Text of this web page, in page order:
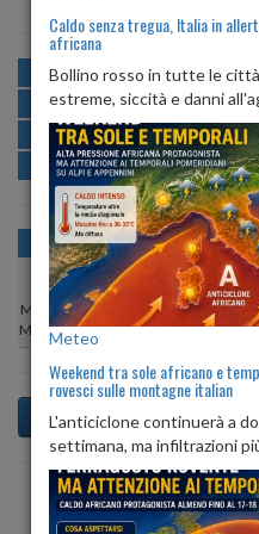
MATTINA
POMERIGGIO
SERA
NOTTE
OGGI
Min:
28°C
Max:30°C
VEN 07
Min:
27°C
Max:28°C
SAB 08
Min:25°C
Max:27°C
Previsioni del Tempo a
Caldo senza tregua, Italia in
africana
Bollino rosso in tutte le
estreme, siccità e danni
Meteo
Weekend tra sole africano e
rovesci sulle montagne italian
L'anticiclone continuerà a
settimana, ma infiltrazioni